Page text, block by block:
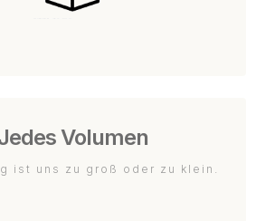
Volumen
ist uns zu groß oder zu klein.